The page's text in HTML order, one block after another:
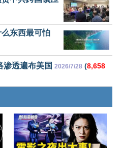
东西最可怕
渗透遍布美国 2026/7/28 (8,658